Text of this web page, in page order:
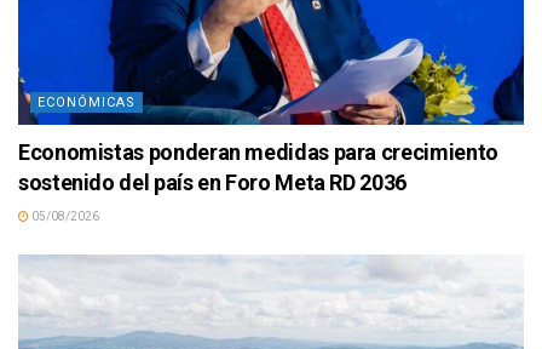
ECONÓMICAS
Economistas ponderan medidas para crecimiento
sostenido del país en Foro Meta RD 2036
05/08/2026